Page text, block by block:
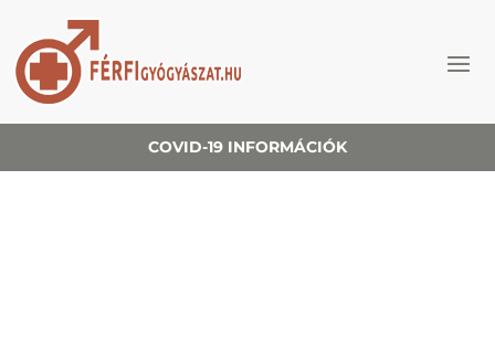
COVID-19 INFORMÁCIÓK